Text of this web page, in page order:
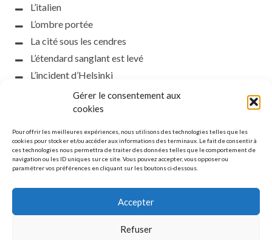
Gérer le consentement aux
cookies
Pour offrir les meilleures expériences, nous utilisons des technologies telles que les
cookies pour stocker et/ou accéder aux informations des terminaux. Le fait de consentir à
ces technologies nous permettra de traiter des données telles que le comportement de
navigation ou les ID uniques sur ce site. Vous pouvez accepter, vous opposer ou
paramétrer vos préférences en cliquant sur les boutons ci-dessous.
Accepter
Refuser
L’italien
L’ombre portée
La cité sous les cendres
L’étendard sanglant est levé
L’incident d’Helsinki
la petite fasciste
Toutes les nuances de la nuit
Que s’obscurcissent le soleil et la lumière
Le silence